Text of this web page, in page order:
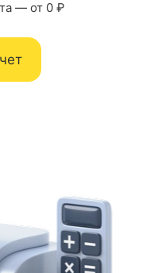
— от 0 ₽